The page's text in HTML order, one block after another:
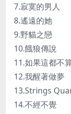
7.寂寞的男人
8.遙遠的她
9.野貓之戀
10.餓狼傳說
11.如果這都不
12.我醒著做夢
13.Strings
14.不經不覺